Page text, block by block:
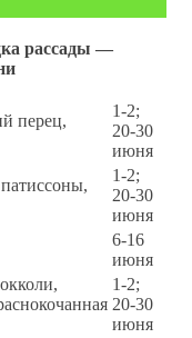
рассады —
перец,
1-2;
20-30
июня
1-2;
20-30
июня
6-16
июня
1-2;
20-30
июня